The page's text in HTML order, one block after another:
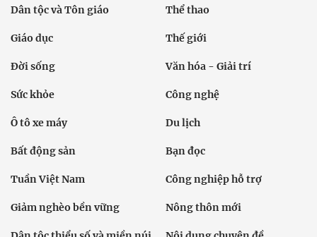
Dân tộc và Tôn giáo Thể thao
Giáo dục Thế giới
Đời sống Văn hóa - Giải trí
Sức khỏe Công nghệ
Ô tô xe máy Du lịch
Bất động sản Bạn đọc
Tuần Việt Nam Công nghiệp hỗ trợ
Giảm nghèo bền vững Nông thôn mới